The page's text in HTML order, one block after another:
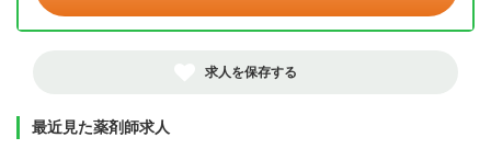
求人を保存する
最近見た薬剤師求人